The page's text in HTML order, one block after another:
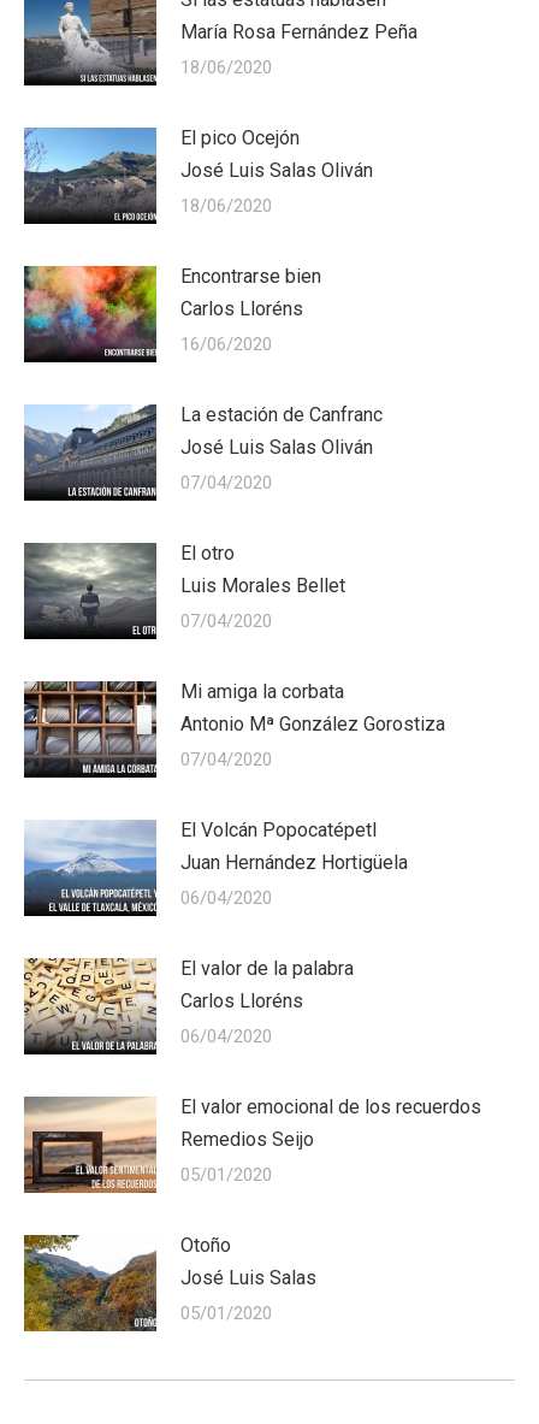
María Rosa Fernández Peña
18/06/2020
El pico Ocejón
José Luis Salas Oliván
18/06/2020
Encontrarse bien
Carlos Lloréns
16/06/2020
La estación de Canfranc
José Luis Salas Oliván
07/04/2020
El otro
Luis Morales Bellet
07/04/2020
Mi amiga la corbata
Antonio Mª González Gorostiza
07/04/2020
El Volcán Popocatépetl
Juan Hernández Hortigüela
06/04/2020
El valor de la palabra
Carlos Lloréns
06/04/2020
El valor emocional de los recuerdos
Remedios Seijo
05/01/2020
Otoño
José Luis Salas
05/01/2020